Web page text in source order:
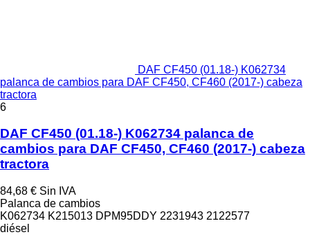
DAF CF450 (01.18-) K062734
palanca de cambios para DAF CF450, CF460 (2017-) cabeza
tractora
6
DAF CF450 (01.18-) K062734 palanca de
cambios para DAF CF450, CF460 (2017-) cabeza
tractora
84,68 € Sin IVA
Palanca de cambios
K062734 K215013 DPM95DDY 2231943 2122577
diésel